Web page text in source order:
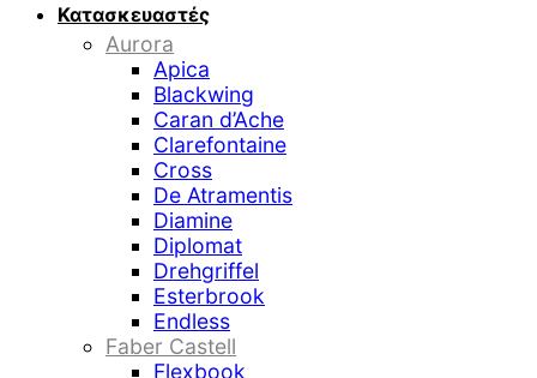
Κατασκευαστές
Aurora
Apica
Blackwing
Caran d’Ache
Clarefontaine
Cross
De Atramentis
Diamine
Diplomat
Drehgriffel
Esterbrook
Endless
Faber Castell
Flexbook